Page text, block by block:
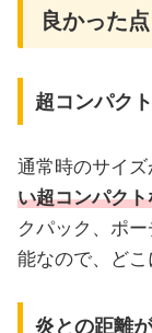
良かった点
超コンパク
通常時のサイズ
い超コンパク
クパック、ポ
能なので、どこ
炎との距離